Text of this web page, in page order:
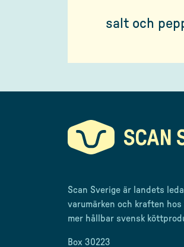
salt och
Scan Sverige är landets
varumärken och kraften
mer hållbar svensk
Box 30223